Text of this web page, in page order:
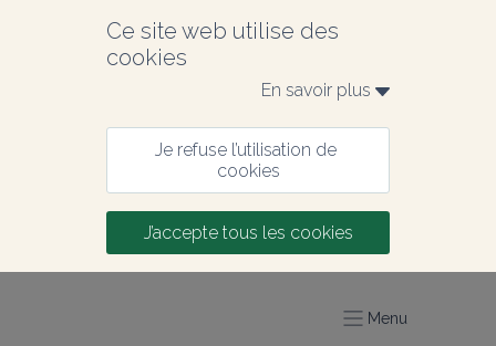
Ce site web utilise des
cookies
En savoir plus
Je refuse l’utilisation de
cookies
J’accepte tous les cookies
Menu